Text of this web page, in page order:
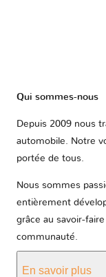
Qui sommes-nous
Depuis 2009 nous
automobile. Notre
portée de tous.
Nous sommes
entièrement
grâce au savoir-
communauté.
En savoir plus